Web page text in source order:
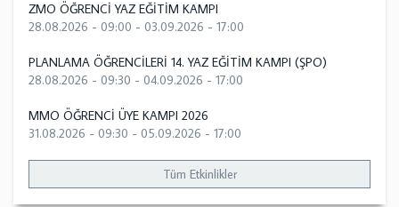
ZMO ÖĞRENCİ YAZ EĞİTİM KAMPI
28.08.2026 - 09:00 - 03.09.2026 - 17:00
PLANLAMA ÖĞRENCİLERİ 14. YAZ EĞİTİM KAMPI (ŞPO)
28.08.2026 - 09:30 - 04.09.2026 - 17:00
MMO ÖĞRENCİ ÜYE KAMPI 2026
31.08.2026 - 09:30 - 05.09.2026 - 17:00
Tüm Etkinlikler